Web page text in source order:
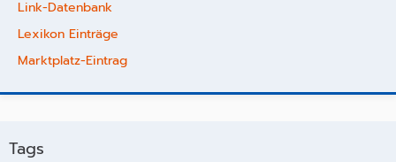
Link-Datenbank
Lexikon Einträge
Marktplatz-Eintrag
Tags